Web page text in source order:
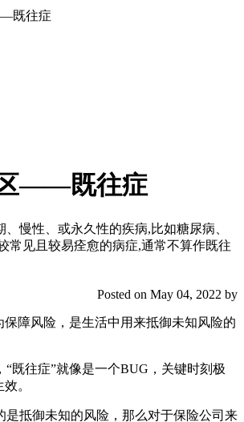
既往症
——既往症
、慢性、或永久性的疾病,比如糖尿病、
常见且较易痊愈的病症,通常不算作既往
Posted on May 04, 2022 by
保障风险，是生活中用来抵御未知风险的
“既往症”就像是一个BUG，关键时刻极
。
是抵御未知的风险，那么对于保险公司来